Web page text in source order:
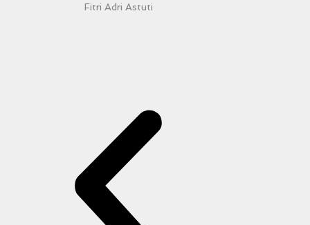
Fitri Adri Astuti